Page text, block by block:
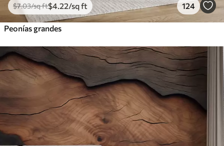
$7.03/sq ft$4 .22/sq ft 124
Peonías grandes